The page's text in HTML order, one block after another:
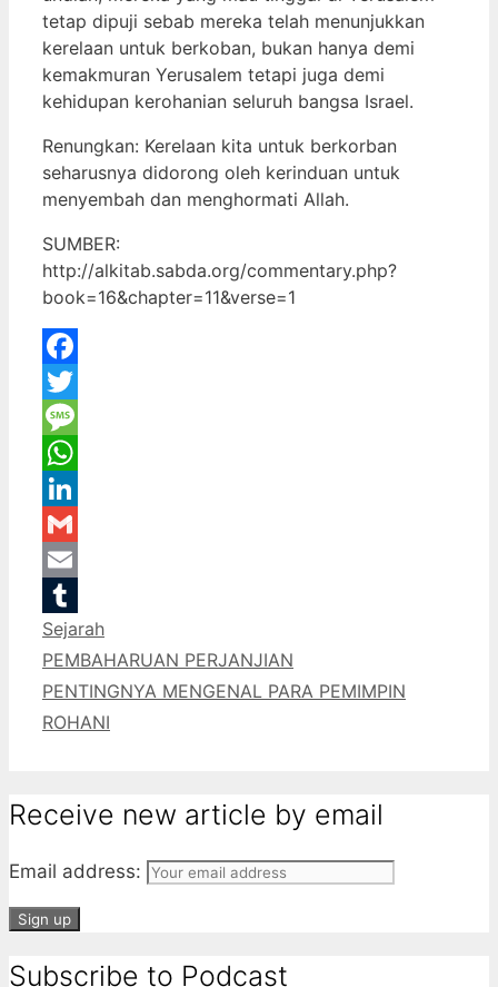
tetap dipuji sebab mereka telah menunjukkan
kerelaan untuk berkoban, bukan hanya demi
kemakmuran Yerusalem tetapi juga demi
kehidupan kerohanian seluruh bangsa Israel.
Renungkan: Kerelaan kita untuk berkorban
seharusnya didorong oleh kerinduan untuk
menyembah dan menghormati Allah.
SUMBER:
http://alkitab.sabda.org/commentary.php?
book=16&chapter=11&verse=1
Facebook
Twitter
Message
WhatsApp
LinkedIn
Gmail
Email
Tumblr
Categories
Sejarah
PEMBAHARUAN PERJANJIAN
PENTINGNYA MENGENAL PARA PEMIMPIN
ROHANI
Receive new article by email
Email address:
Subscribe to Podcast